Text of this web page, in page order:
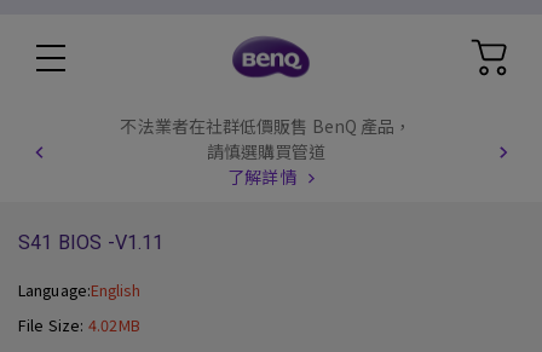
不法業者在社群低價販售 BenQ 產品，
請慎選購買管道
了解詳情
S41 BIOS -V1.11
Language:English
File Size:4.02MB